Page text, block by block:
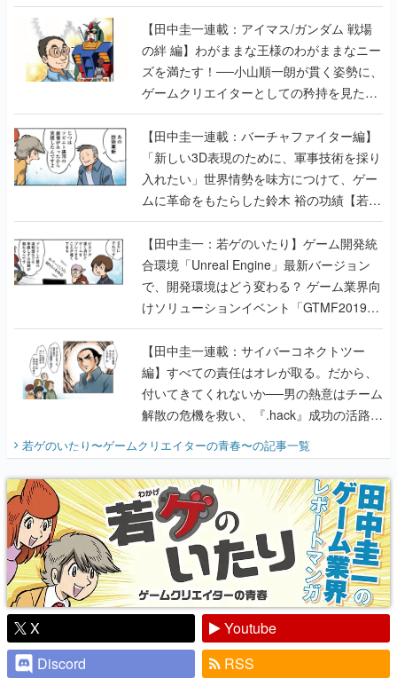
【田中圭一連載：アイマス/ガンダム 戦場
の絆 編】わがままな王様のわがままなニー
ズを満たす！──小山順一朗が貫く姿勢に、
ゲームクリエイターとしての矜持を見た
【若ゲのいたり最終回】
【田中圭一連載：バーチャファイター編】
「新しい3D表現のために、軍事技術を採り
入れたい」世界情勢を味方につけて、ゲー
ムに革命をもたらした鈴木 裕の功績【若ゲ
のいたり】
【田中圭一：若ゲのいたり】ゲーム開発統
合環境「Unreal Engine」最新バージョン
で、開発環境はどう変わる？ ゲーム業界向
けソリューションイベント「GTMF2019」
に行って、より理解を深めよう【PR】
【田中圭一連載：サイバーコネクトツー
編】すべての責任はオレが取る。だから、
付いてきてくれないか──男の熱意はチーム
解散の危機を救い、『.hack』成功の活路を
開く。業界の快男児・松山 洋に流れる血は
『少年ジャンプ』色だった【若ゲのいた
り】
若ゲのいたり〜ゲームクリエイターの青春〜の記事一覧
X
Youtube
Discord
RSS